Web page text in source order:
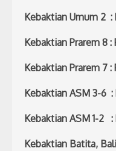
Kebaktian Umum 2 :
Kebaktian Prarem 8
Kebaktian Prarem 7
Kebaktian ASM 3-6
Kebaktian ASM 1-2
Kebaktian Batita,